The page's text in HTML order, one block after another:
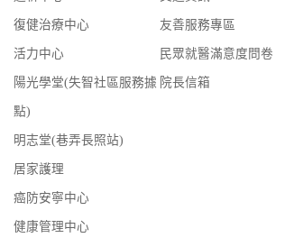
復健治療中心
活力中心
陽光學堂(失智社區服務據
點)
明志堂(巷弄長照站)
居家護理
癌防安寧中心
健康管理中心
友善服務專區
民眾就醫滿意度問卷
院長信箱